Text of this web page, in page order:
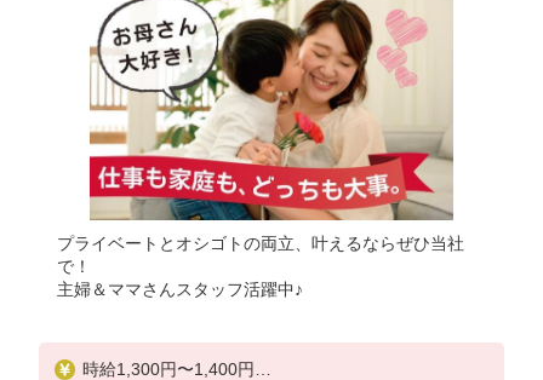
プライベートとオシゴトの両立、叶えるならぜひ当社
で！
主婦＆ママさんスタッフ活躍中♪
時給1,300円〜1,400円